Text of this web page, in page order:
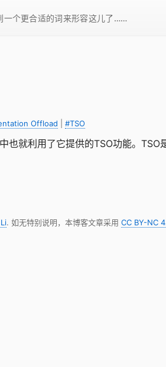
个更合适的词来形容这儿了……
Offload #TSO
就利用了它提供的TSO功能。
. 如无特别说明，本博客文章采用 CC BY-NC